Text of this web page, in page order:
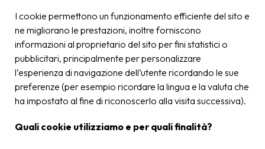
I cookie permettono un funzionamento efficiente del sito e
ne migliorano le prestazioni, inoltre forniscono
informazioni al proprietario del sito per fini statistici o
pubblicitari, principalmente per personalizzare
l’esperienza di navigazione dell’utente ricordando le sue
preferenze (per esempio ricordare la lingua e la valuta che
ha impostato al fine di riconoscerlo alla visita successiva).
Quali cookie utilizziamo e per quali finalità?